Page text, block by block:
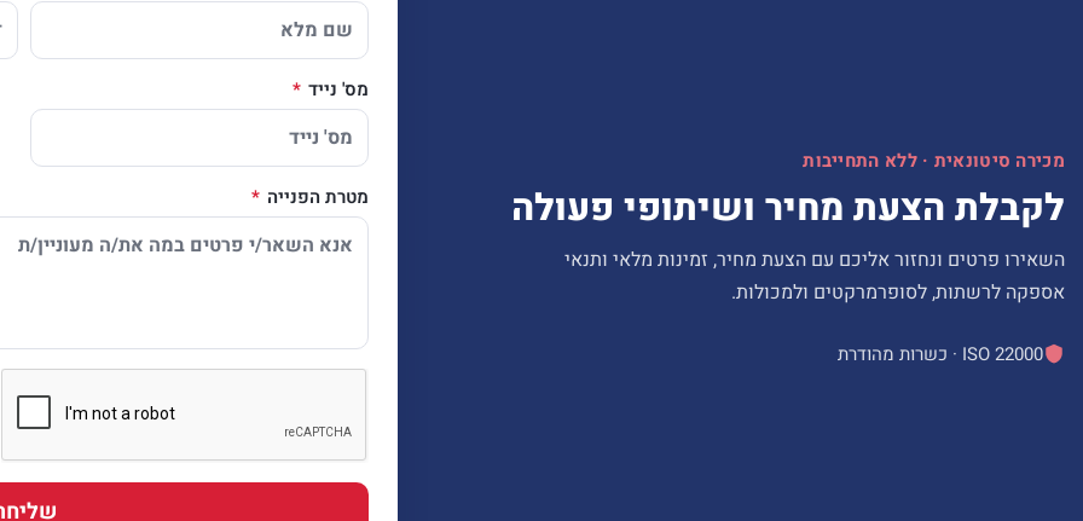
מכירה סיטונאית · ללא התחייבות
לקבלת הצעת מחיר ושיתופי פעולה
השאירו פרטים ונחזור אליכם עם הצעת מחיר, זמינות מלאי ותנאי
אספקה לרשתות, לסופרמרקטים ולמכולות.
ISO 22000 · כשרות מהודרת
מס' נייד
מטרת הפנייה